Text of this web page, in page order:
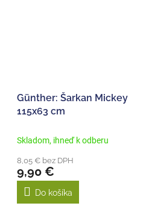
Günther: Šarkan Mickey
115x63 cm
Skladom, ihneď k odberu
8,05 € bez DPH
9,90 €
Do košíka